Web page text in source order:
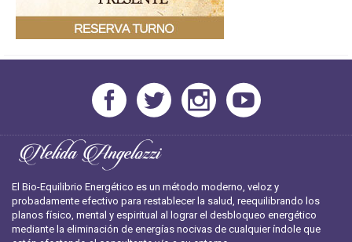
El Bio-Equilibrio Energético es un método moderno, veloz y
probadamente efectivo para restablecer la salud, reequilibrando los
planos físico, mental y espiritual al lograr el desbloqueo energético
mediante la eliminación de energías nocivas de cualquier índole que